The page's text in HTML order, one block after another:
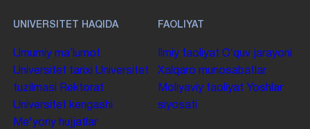
UNIVERSITET HAQIDA
Umumiy maʼlumot
Universitet tarixi Universitet
tuzilmasi
Rektorat
Universitet kengashi
Me'yoriy hujjatlar
FAOLIYAT
Ilmiy faoliyat Oʻquv jarayoni
Xalqaro munosabatlar
Moliyaviy faoliyat Yoshlar
siyosati